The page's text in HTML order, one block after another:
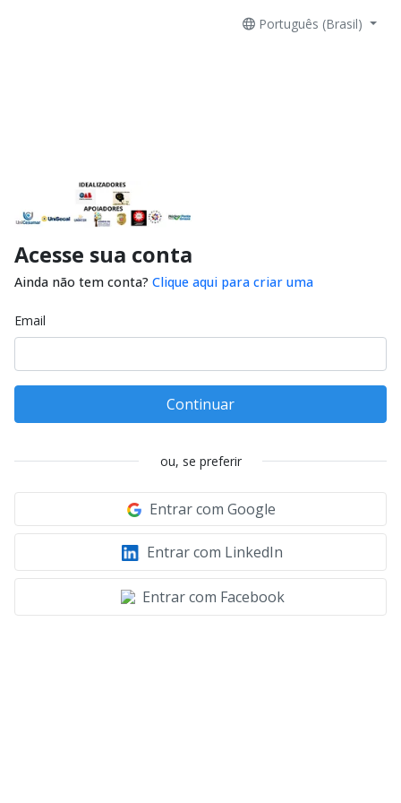
Português (Brasil)
Acesse sua conta
Ainda não tem conta? Clique aqui para criar uma
Email
Continuar
ou, se preferir
Entrar com Google
Entrar com LinkedIn
Entrar com Facebook